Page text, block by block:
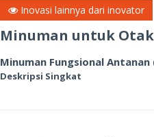
Inovasi lainnya dari inovator
Minuman untuk Otak
Minuman Fungsional
Deskripsi Singkat